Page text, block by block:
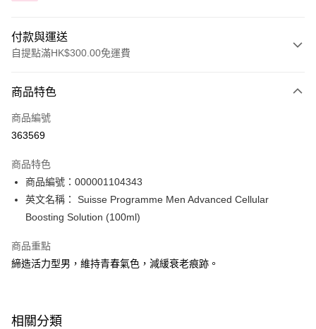
付款與運送
自提點滿HK$300.00免運費
信用卡
Apple Pay
PayMe
WeChat Pay
送貨方式
商品特色
商品編號
363569
商品特色
商品編號：000001104343
英文名稱： Suisse Programme Men Advanced Cellular
Boosting Solution (100ml)
商品重點
締造活力型男，維持青春氣色，減緩衰老痕跡。
相關分類